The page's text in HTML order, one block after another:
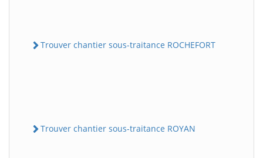
Trouver chantier sous-traitance ROCHEFORT
Trouver chantier sous-traitance ROYAN